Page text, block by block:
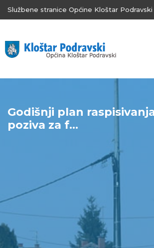
Službene stranice Općine Kloštar Podravski
Godišnji plan
poziva za f...